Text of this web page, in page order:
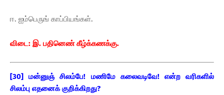
ஈ. ஐம்பெருங் காப்பியங்கள்.
விடை: இ. பதினெண் கீழ்க்கணக்கு.
[30] மன்னுஞ் சிலம்பே! மணிமே கலைவடிவே! என்ற வரிகளில்
சிலம்பு எதனைக் குறிக்கிறது?